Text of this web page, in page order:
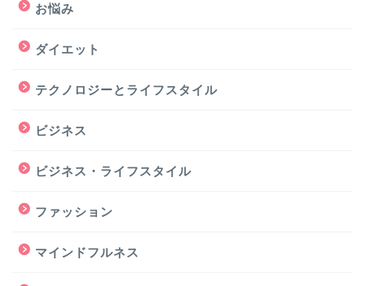
お悩み
ダイエット
テクノロジーとライフスタイル
ビジネス
ビジネス・ライフスタイル
ファッション
マインドフルネス